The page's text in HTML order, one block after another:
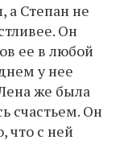
а Степан не
Он
ее в любой
у нее
же была
счастьем. Он
что с ней